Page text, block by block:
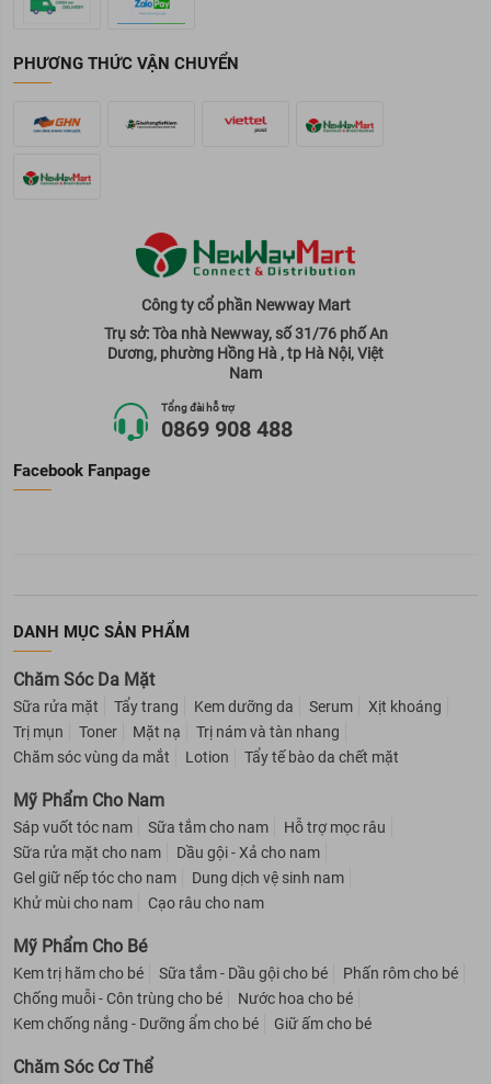
PHƯƠNG THỨC VẬN CHUYỂN
Công ty cổ phần Newway Mart
Trụ sở: Tòa nhà Newway, số 31/76 phố An
Dương, phường Hồng Hà , tp Hà Nội, Việt
Nam
Tổng đài hỗ trợ
0869 908 488
Facebook Fanpage
DANH MỤC SẢN PHẨM
Chăm Sóc Da Mặt
Sữa rửa mặt Tẩy trang Kem dưỡng da Serum
Xịt khoáng
Trị mụn
Toner Mặt nạ
Trị nám và tàn nhang
Chăm sóc vùng da mắt
Lotion Tẩy tế bào da chết mặt
Mỹ Phẩm Cho Nam
Sáp vuốt tóc nam Sữa tắm cho nam
Hỗ trợ mọc râu
Sữa rửa mặt cho nam
Dầu gội - Xả cho nam
Gel giữ nếp tóc cho nam
Dung dịch vệ sinh nam
Khử mùi cho nam
Cạo râu cho nam
Mỹ Phẩm Cho Bé
Kem trị hăm cho bé Sữa tắm - Dầu gội cho bé
Phấn rôm cho bé
Chống muỗi - Côn trùng cho bé
Nước hoa cho bé
Kem chống nắng - Dưỡng ẩm cho bé
Giữ ấm cho bé
Chăm Sóc Cơ Thể